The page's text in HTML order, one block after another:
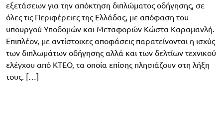
εξετάσεων για την απόκτηση διπλώματος οδήγησης, σε
όλες τις Περιφέρειες της Ελλάδας, με απόφαση του
υπουργού Υποδομών και Μεταφορών Κώστα Καραμανλή.
Επιπλέον, με αντίστοιχες αποφάσεις παρατείνονται η ισχύς
των διπλωμάτων οδήγησης αλλά και των δελτίων τεχνικού
ελέγχου από ΚΤΕΟ, τα οποία επίσης πλησιάζουν στη λήξη
τους. […]